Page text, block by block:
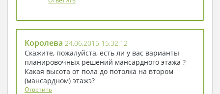
Королева 24.06.2015 15:32:12
Скажите, пожалуйста, есть ли у вас варианты
планировочных решений мансардного этажа ?
Какая высота от пола до потолка на втором
(мансардном) этажэ?
Ответить